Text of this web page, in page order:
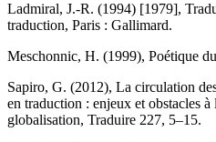
Ladmiral, J.-R. (1994) [1979],
traduction, Paris : Gallimard.
Meschonnic, H. (1999), Poétique
Sapiro, G. (2012), La circulation
en traduction : enjeux et obstacles à
globalisation, Traduire 227, 5–15.